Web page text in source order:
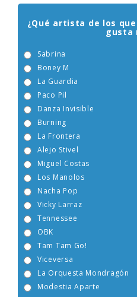
¿Qué artista de los
gusta
Sabrina
Boney M
La Guardia
Paco Pil
Danza Invisible
Burning
La Frontera
Alejo Stivel
Miguel Costas
Los Manolos
Nacha Pop
Vicky Larraz
Tennessee
OBK
Tam Tam Go!
Viceversa
La Orquesta Mondragón
Modestia Aparte